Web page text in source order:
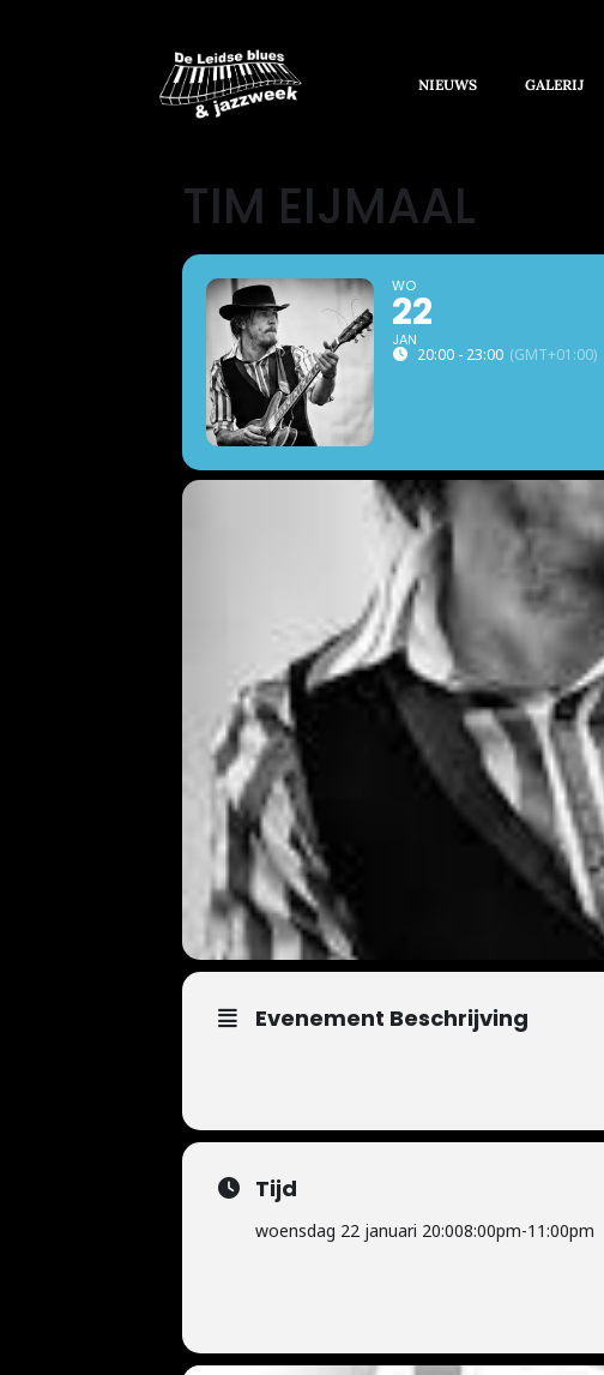
NIEUWS GALERIJ
TIM EIJMAAL
WO
22
JAN
20:00 - 23:00 (GMT+01:00)
Evenement Beschrijving
Tijd
woensdag 22 januari 20:008:00pm-11:00pm